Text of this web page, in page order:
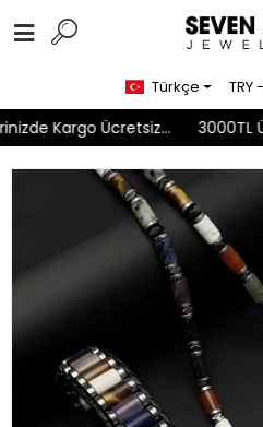
Kargo Ücretsiz... 3000TL
Türkçe TRY